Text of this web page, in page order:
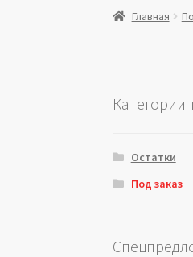
ГлавнаяГлавная
Категории
Остатки
Под заказ